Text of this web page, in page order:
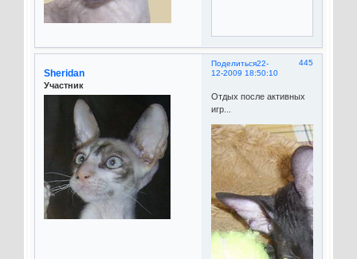
Поделиться 445
22-
12-2009 18:50:10
Sheridan
Участник
Отдых после активных
игр...